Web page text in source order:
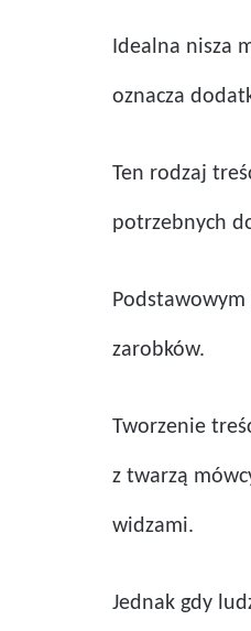
Idealna nisza
oznacza
Ten rodzaj
potrzebnych
zarobków.
Tworzenie
z twarzą
widzami.
Jednak gdy